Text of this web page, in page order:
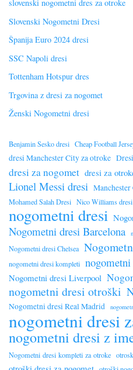
slovenski nogometni dres za otroke
Slovenski Nogometni Dresi
Španija Euro 2024 dresi
SSC Napoli dresi
Tottenham Hotspur dres
Trgovina z dresi za nogomet
Ženski Nogometni dresi
Benjamin Sesko dresi Cheap Football
dresi Manchester City za otroke
dresi za nogomet dresi za
Lionel Messi dresi
Mohamed Salah Dresi Nico Williams dresi
nogometni dresi
Nogometni dresi Barcelona
Nogometni dresi Chelsea
nogometni dresi kompleti
Nogometni dresi Liverpool
nogometni dresi otroški
Nogometni dresi Real Madrid
nogometni dresi
nogometni dresi z
Nogometni dresi kompleti za otroke